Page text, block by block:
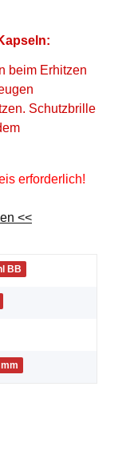
beim Erhitzen
Schutzbrille
erforderlich!
<<
BB